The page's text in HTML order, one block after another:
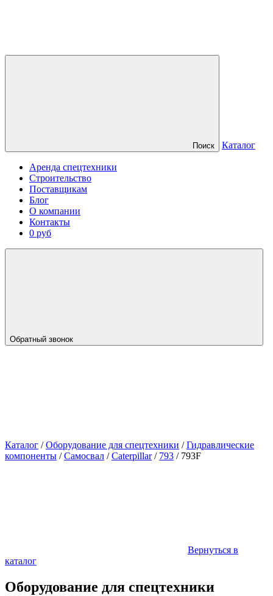
Поиск Каталог
Аренда спецтехники
Строительство
Поставщикам
Блог
О компании
Контакты
0 руб
Обратный звонок
Каталог /Оборудование для спецтехники /Гидравлические
компоненты /Самосвал /Caterpillar/ 793 / 793F
Вернуться в
каталог
Оборудование для спецтехники